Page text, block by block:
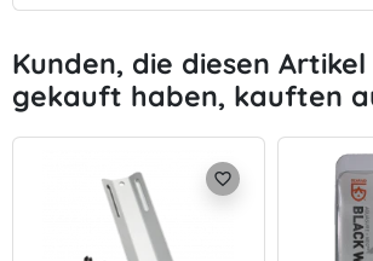
Kunden, die diesen Artikel
gekauft haben, kauften
favorite_border